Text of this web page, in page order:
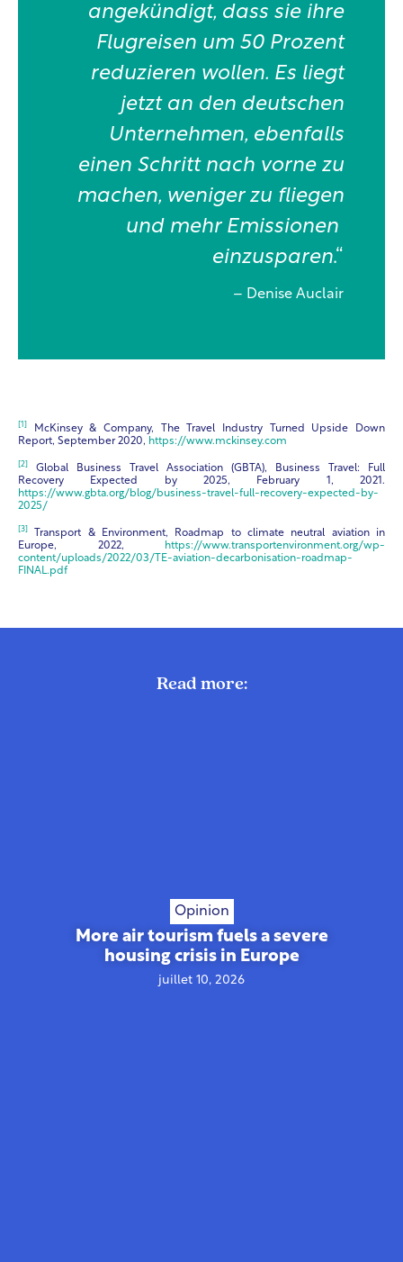
angekündigt, dass sie ihre
Flugreisen um 50 Prozent
reduzieren wollen. Es liegt
jetzt an den deutschen
Unternehmen, ebenfalls
einen Schritt nach vorne zu
machen, weniger zu fliegen
und mehr Emissionen
einzusparen.“
– Denise Auclair
[1]
McKinsey & Company, The Travel Industry Turned Upside Down
Report, September 2020, https://www.mckinsey.com
[2]
Global Business Travel Association (GBTA), Business Travel: Full
Recovery Expected by 2025, February 1, 2021.
https://www.gbta.org/blog/business-travel-full-recovery-expected-by-
2025/
[3]
Transport & Environment, Roadmap to climate neutral aviation in
Europe, 2022,
https://www.transportenvironment.org/wp-
content/uploads/2022/03/TE-aviation-decarbonisation-roadmap-
FINAL.pdf
Read more:
Opinion
More air tourism fuels a severe
housing crisis in Europe
juillet 10, 2026